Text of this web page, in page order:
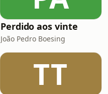
Perdido aos vinte
João Pedro Boesing
TT